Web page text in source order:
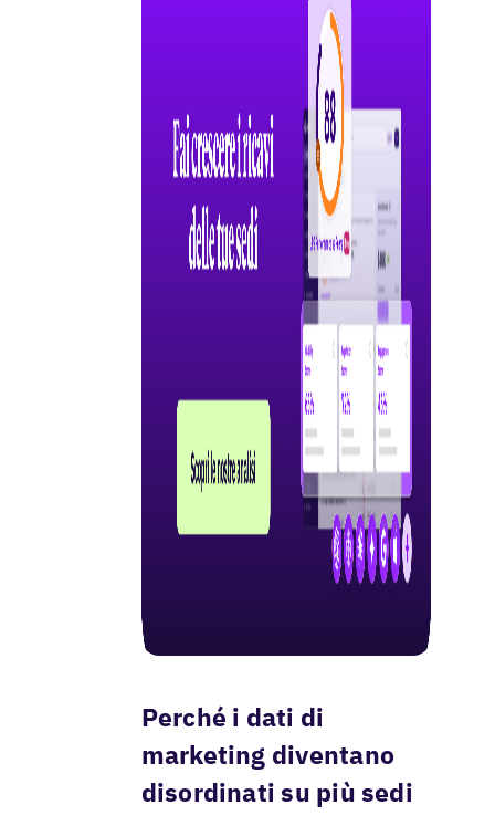
Perché i dati di
marketing diventano
disordinati su più sedi